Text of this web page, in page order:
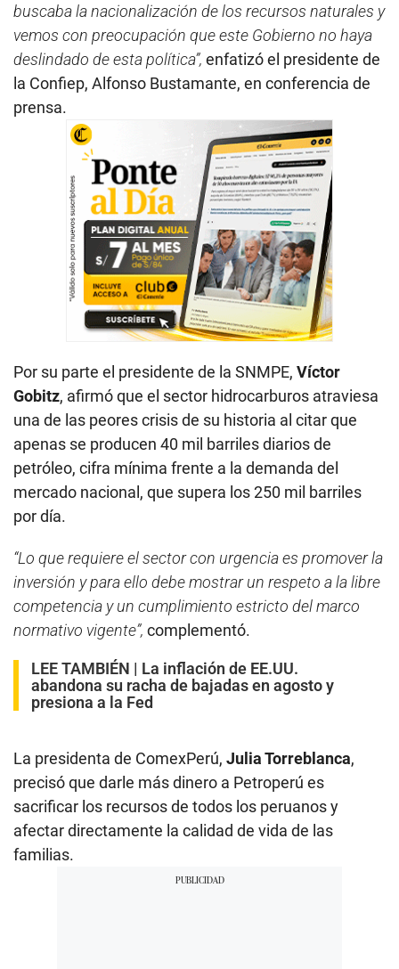
buscaba la nacionalización de los recursos naturales y
vemos con preocupación que este Gobierno no haya
deslindado de esta política”, enfatizó el presidente de
la Confiep, Alfonso Bustamante, en conferencia de
prensa.
Por su parte el presidente de la SNMPE, Víctor
Gobitz, afirmó que el sector hidrocarburos atraviesa
una de las peores crisis de su historia al citar que
apenas se producen 40 mil barriles diarios de
petróleo, cifra mínima frente a la demanda del
mercado nacional, que supera los 250 mil barriles
por día.
“Lo que requiere el sector con urgencia es promover la
inversión y para ello debe mostrar un respeto a la libre
competencia y un cumplimiento estricto del marco
normativo vigente”, complementó.
LEE TAMBIÉN | La inflación de EE.UU.
abandona su racha de bajadas en agosto y
presiona a la Fed
La presidenta de ComexPerú, Julia Torreblanca,
precisó que darle más dinero a Petroperú es
sacrificar los recursos de todos los peruanos y
afectar directamente la calidad de vida de las
familias.